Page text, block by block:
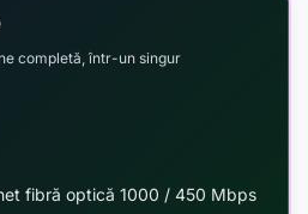
completă, într-un singur
fibră optică 1000 / 450 Mbps